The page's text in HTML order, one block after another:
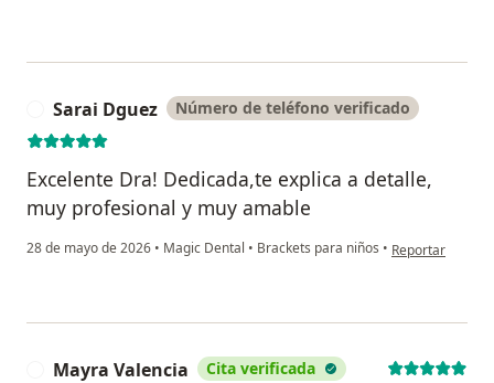
Sarai Dguez Número de teléfono verificado
Excelente Dra! Dedicada,te explica a detalle,
muy profesional y muy amable
28 de mayo de 2026 • Magic Dental • Brackets para niños • en opinión del
Reportar
Mayra Valencia Cita verificada